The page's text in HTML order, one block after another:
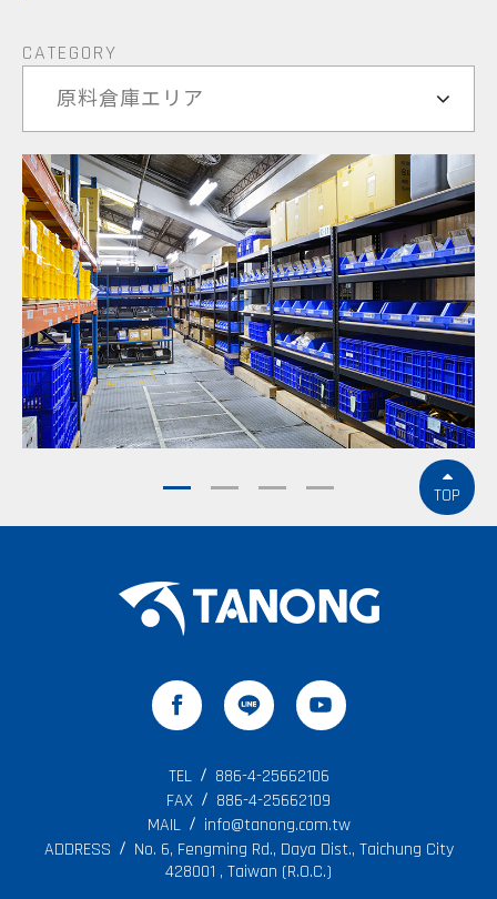
CATEGORY
原料倉庫エリア
TOP
TEL
886-4-25662106
FAX
886-4-25662109
MAIL
info@tanong.com.tw
ADDRESS
No. 6, Fengming Rd., Daya Dist., Taichung City
428001 , Taiwan (R.O.C.)